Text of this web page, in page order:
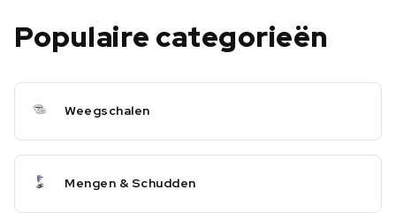
Populaire categorieën
Weegschalen
Mengen & Schudden